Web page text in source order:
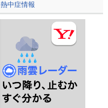
熱中症情報